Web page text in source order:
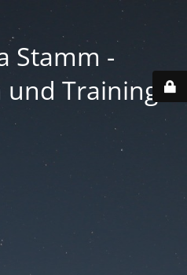
Stamm -
Training